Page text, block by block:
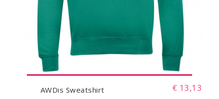
AWDis Sweatshirt € 13,13